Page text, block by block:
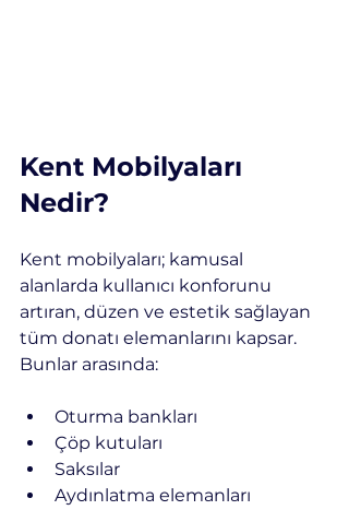
Kent Mobilyaları
Nedir?
Kent mobilyaları; kamusal
alanlarda kullanıcı konforunu
artıran, düzen ve estetik sağlayan
tüm donatı elemanlarını kapsar.
Bunlar arasında:
Oturma bankları
Çöp kutuları
Saksılar
Aydınlatma elemanları